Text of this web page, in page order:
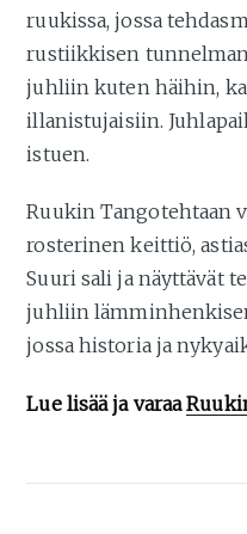
ruukissa, jossa
rustiikkisen
juhliin kuten häihin,
illanistujaisiin.
istuen.
Ruukin Tangotehtaan
rosterinen keittiö,
Suuri sali ja näyttävät
juhliin
jossa historia ja
Lue lisää ja varaa